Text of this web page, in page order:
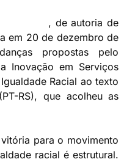
, de autoria de
em 20 de dezembro de
propostas pelo
Inovação em Serviços
Racial ao texto
RS), que acolheu as
para o movimento
racial é estrutural.